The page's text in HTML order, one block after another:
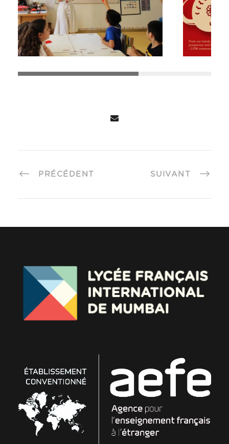
PRÉCÉDENT SUIVANT